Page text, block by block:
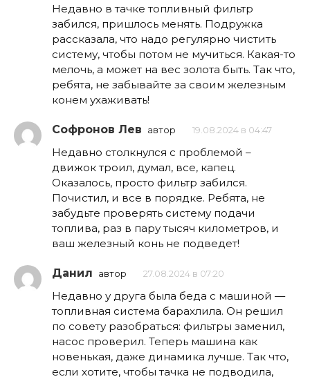
Недавно в тачке топливный фильтр
забился, пришлось менять. Подружка
рассказала, что надо регулярно чистить
систему, чтобы потом не мучиться. Какая-то
мелочь, а может на вес золота быть. Так что,
ребята, не забывайте за своим железным
конем ухаживать!
Софронов Лев автор 19.08.2024 в 04:47
Недавно столкнулся с проблемой –
движок троил, думал, все, капец.
Оказалось, просто фильтр забился.
Почистил, и все в порядке. Ребята, не
забудьте проверять систему подачи
топлива, раз в пару тысяч километров, и
ваш железный конь не подведет!
Данил автор 27.08.2024 в 07:20
Недавно у друга была беда с машиной —
топливная система барахлила. Он решил
по совету разобраться: фильтры заменил,
насос проверил. Теперь машина как
новенькая, даже динамика лучше. Так что,
если хотите, чтобы тачка не подводила,